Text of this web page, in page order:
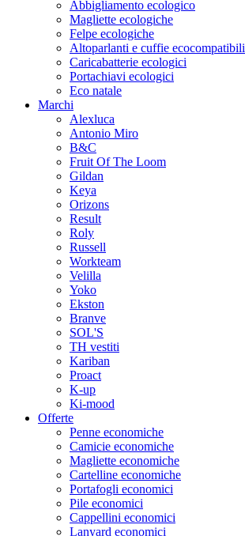
Abbigliamento ecologico
Magliette ecologiche
Felpe ecologiche
Altoparlanti e cuffie ecocompatibili
Caricabatterie ecologici
Portachiavi ecologici
Eco natale
Marchi
Alexluca
Antonio Miro
B&C
Fruit Of The Loom
Gildan
Keya
Orizons
Result
Roly
Russell
Workteam
Velilla
Yoko
Ekston
Branve
SOL'S
TH vestiti
Kariban
Proact
K-up
Ki-mood
Offerte
Penne economiche
Camicie economiche
Magliette economiche
Cartelline economiche
Portafogli economici
Pile economici
Cappellini economici
Lanyard economici